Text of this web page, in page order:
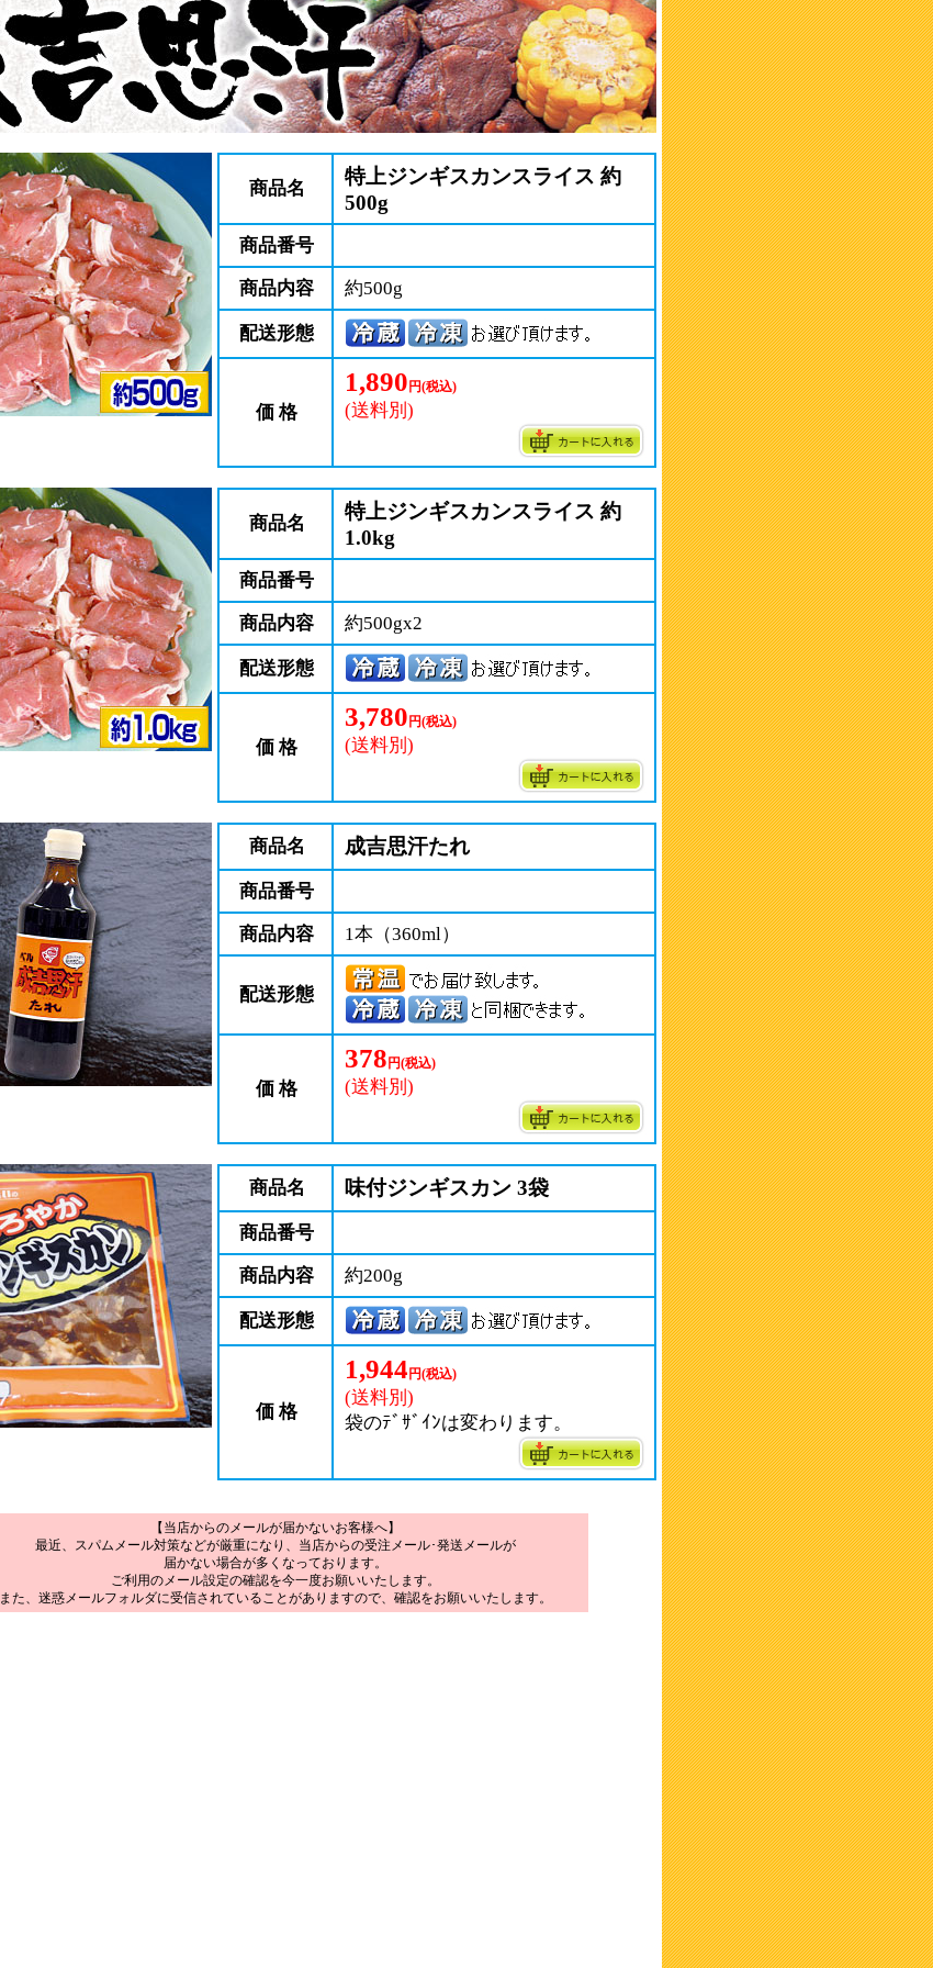
商品名
特上ジンギスカンスライス 約
500g
商品番号
商品内容 約500g
配送形態
価 格
1,890円(税込)
(送料別)
商品名
特上ジンギスカンスライス 約
1.0kg
商品番号
商品内容 約500gx2
配送形態
価 格
3,780円(税込)
(送料別)
商品名 成吉思汗たれ
商品番号
商品内容 1本（360ml）
配送形態
価 格
378円(税込)
(送料別)
商品名 味付ジンギスカン 3袋
商品番号
商品内容 約200g
配送形態
価 格
1,944円(税込)
(送料別)
袋のﾃﾞｻﾞｲﾝは変わります。
【当店からのメールが届かないお客様へ】
最近、スパムメール対策などが厳重になり、当店からの受注メール･発送メールが
届かない場合が多くなっております。
ご利用のメール設定の確認を今一度お願いいたします。
また、迷惑メールフォルダに受信されていることがありますので、確認をお願いいたします。